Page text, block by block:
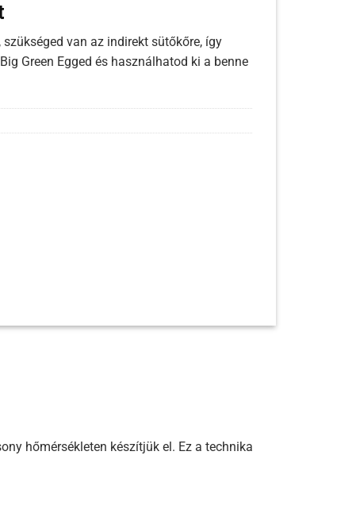
Ártartomány:
38
800 Ft
-
400 Ft
van az indirekt sütőkőre, így
Green Egged és használhatod ki a benne
hőmérsékleten készítjük el. Ez a technika